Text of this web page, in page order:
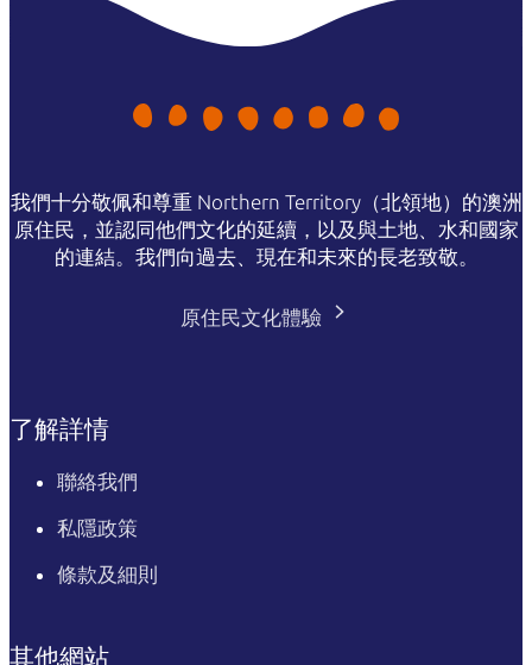
我們十分敬佩和尊重 Northern Territory（北領地）的澳洲
原住民，並認同他們文化的延續，以及與土地、水和國家
的連結。我們向過去、現在和未來的長老致敬。
原住民文化體驗
了解詳情
聯絡我們
私隱政策
條款及細則
其他網站